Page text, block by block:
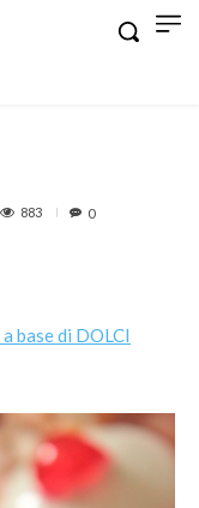
883 0
base di DOLCI